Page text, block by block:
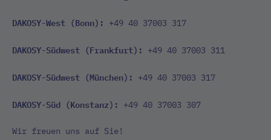
DAKOSY-West (Bonn): +49 40 37003 317
DAKOSY-Südwest (Frankfurt): +49 40 37003 311
DAKOSY-Südwest (München): +49 40 37003 317
DAKOSY-Süd (Konstanz): +49 40 37003 307
Wir freuen uns auf Sie!